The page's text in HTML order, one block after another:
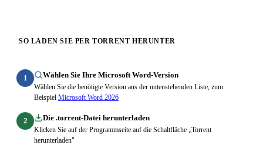
SO LADEN SIE PER TORRENT HERUNTER
1 Wählen Sie Ihre Microsoft Word-Version
Wählen Sie die benötigte Version aus der untenstehenden Liste, zum
Beispiel Microsoft Word 2026
2 Die .torrent-Datei herunterladen
Klicken Sie auf der Programmseite auf die Schaltfläche „Torrent
herunterladen"